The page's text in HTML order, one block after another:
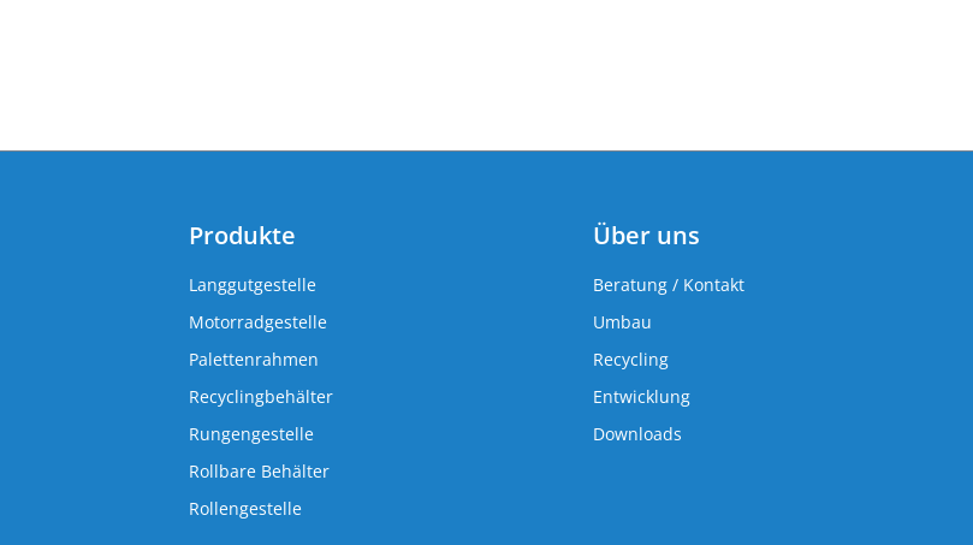
Produkte
Langgutgestelle
Motorradgestelle
Palettenrahmen
Recyclingbehälter
Rungengestelle
Rollbare Behälter
Rollengestelle
Über uns
Beratung / Kontakt
Umbau
Recycling
Entwicklung
Downloads